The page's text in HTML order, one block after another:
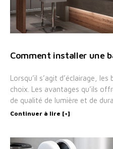
Comment installer une
Lorsqu’il s’agit d’éclairage,
choix. Les avantages qu’ils
de qualité de lumière et de
Continuer à lire [+]